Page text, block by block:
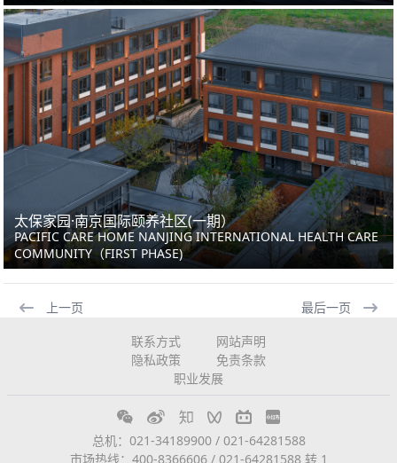
太保家园·南京国际颐养社区(一期）
PACIFIC CARE HOME NANJING INTERNATIONAL HEALTH CARE
COMMUNITY（FIRST PHASE)
上一页
最后一页
联系方式
网站声明
隐私政策
免责条款
职业发展
总机：021-34189900 / 021-64281588
市场热线：400-8366606 / 021-64281588 转 1